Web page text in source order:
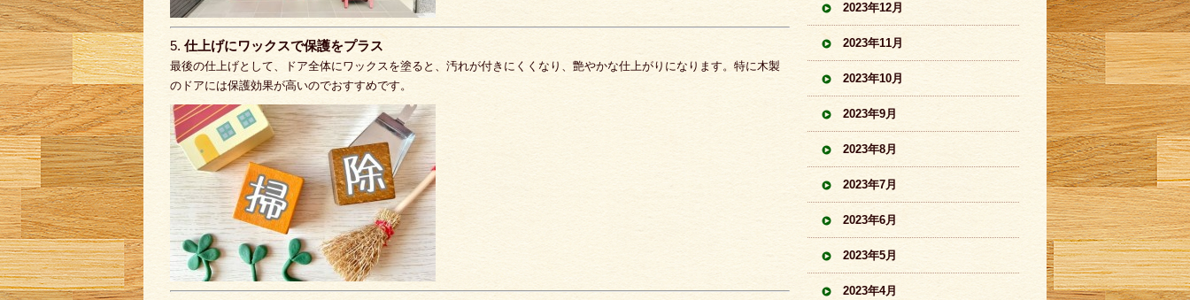
5.仕上げにワックスで保護をプラス
最後の仕上げとして、ドア全体にワックスを塗ると、汚れが付きにくくなり、艶やかな仕上がりになります。特に木製
のドアには保護効果が高いのでおすすめです。
2023年12月
2023年11月
2023年10月
2023年9月
2023年8月
2023年7月
2023年6月
2023年5月
2023年4月